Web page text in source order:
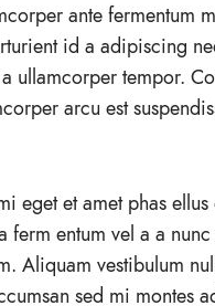
ante fermentum
id a adipiscing
ullamcorper tempor.
arcu est
eget et amet phas ellus
ferm entum vel a a
Aliquam vestibulum
sed mi montes